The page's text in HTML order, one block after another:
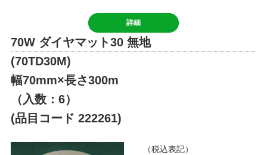
詳細
70W ダイヤマット30 無地
(70TD30M)
幅70mm×長さ300m
（入数：6）
(品目コード 222261)
（税込表記）